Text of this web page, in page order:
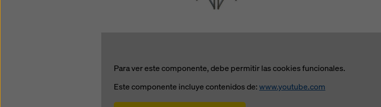
Para ver este componente, debe permitir las cookies funcionales.
Este componente incluye contenidos de:www.youtube.com